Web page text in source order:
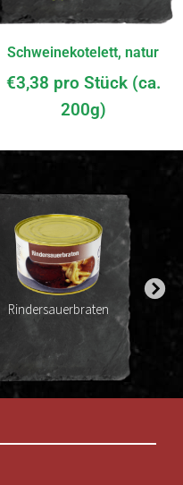
Schweinekotelett, natur
€3,38 pro Stück (ca.
200g)
Rindersauerbraten